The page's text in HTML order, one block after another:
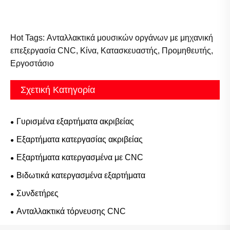
Hot Tags: Ανταλλακτικά μουσικών οργάνων με μηχανική
επεξεργασία CNC, Κίνα, Κατασκευαστής, Προμηθευτής,
Εργοστάσιο
Σχετική Κατηγορία
Γυρισμένα εξαρτήματα ακριβείας
Εξαρτήματα κατεργασίας ακριβείας
Εξαρτήματα κατεργασμένα με CNC
Βιδωτικά κατεργασμένα εξαρτήματα
Συνδετήρες
Ανταλλακτικά τόρνευσης CNC